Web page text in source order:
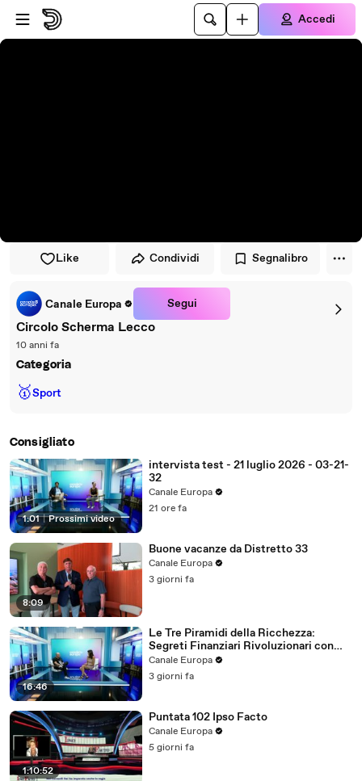
Vai al lettore
Passa al contenuto principale
Accedi
Like Condividi Segnalibro
Canale Europa Segui
Circolo Scherma Lecco
10 anni fa
Categoria
🥇Sport
Consigliato
1:01 | Prossimi video
intervista test - 21 luglio 2026 - 03-21-
32
Canale Europa
21 ore fa
8:09
Buone vacanze da Distretto 33
Canale Europa
3 giorni fa
16:46
Le Tre Piramidi della Ricchezza:
Segreti Finanziari Rivoluzionari con
Marco Masci ed Emanuele Properzi
Canale Europa
3 giorni fa
1:10:52
Puntata 102 Ipso Facto
Canale Europa
5 giorni fa